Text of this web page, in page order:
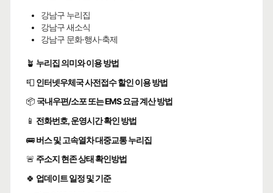
강남구 누리집
강남구 새소식
강남구 문화·행사·축제
🪴 누리집 의미와 이용 방법
📮 인터넷우체국 사전접수 할인 이용 방법
📦 국내우편/소포 또는 EMS 요금 계산 방법
📱 전화번호, 운영시간 확인 방법
🚌버스 및 고속열차 대중교통 누리집
🚨 주소지 현존 상태 확인방법
🍀 업데이트 일정 및 기준